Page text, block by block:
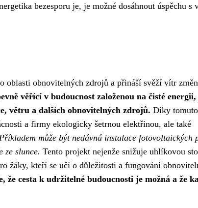
bezesporu je, je možné dosáhnout úspěchu s
oblasti obnovitelných zdrojů a přináší svěží vítr
věřící v budoucnost založenou na čisté energii,
větru a dalších obnovitelných zdrojů. Díky tomuto
a firmy ekologicky šetrnou elektřinou, ale také
Příkladem může být nedávná instalace fotovoltaických
ze slunce. Tento projekt nejenže snižuje uhlíkovou
žáky, kteří se učí o důležitosti a fungování
že cesta k udržitelné budoucnosti je možná a že